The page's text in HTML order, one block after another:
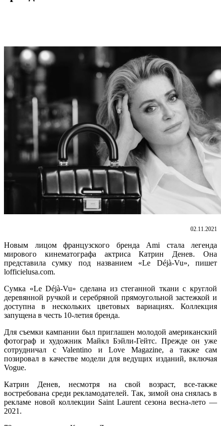
02.11.2021
Новым лицом французского бренда Ami стала легенда
мирового кинематографа актриса Катрин Денев. Она
представила сумку под названием «Le Déjà-Vu», пишет
lofficielusa.com.
Сумка «Le Déjà-Vu» сделана из стеганной ткани с круглой
деревянной ручкой и серебряной прямоугольной застежкой и
доступна в нескольких цветовых вариациях. Коллекция
запущена в честь 10-летия бренда.
Для съемки кампании был приглашен молодой американский
фотограф и художник Майкл Бэйли-Гейтс. Прежде он уже
сотрудничал с Valentino и Love Magazine, а также сам
позировал в качестве модели для ведущих изданий, включая
Vogue.
Катрин Денев, несмотря на свой возраст, все-также
востребована среди рекламодателей. Так, зимой она снялась в
рекламе новой коллекции Saint Laurent сезона весна-лето —
2021.